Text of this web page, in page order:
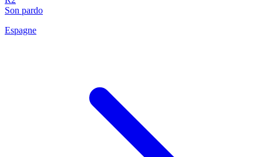
Son pardo
Espagne